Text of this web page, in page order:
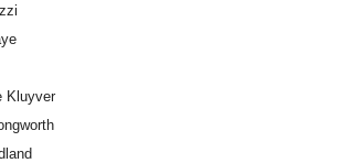
Kluyver